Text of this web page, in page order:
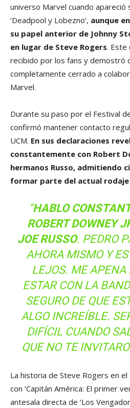
universo Marvel cuando
‘Deadpool y Lobezno’, aunque
su papel anterior de Johnny
en lugar de Steve Rogers. Este
recibido por los fans y demostró
completamente cerrado a
Marvel.
Durante su paso por el Festival
confirmó mantener contacto
UCM. En sus declaraciones
constantemente con Robert
hermanos Russo, admitiendo
formar parte del actual rodaje
“HABLO
ROBERT DOWNEY
JOE RUSSO. PEDRO
AHORA MISMO Y
LEJOS. ME APENA
ESTAR CON LA
SEGURO DE QUE
ALGO INCREÍBLE.
DIFÍCIL CUANDO
QUE NO TE
La historia de Steve Rogers en el
con ‘Capitán América: El primer
antesala directa de ‘Los